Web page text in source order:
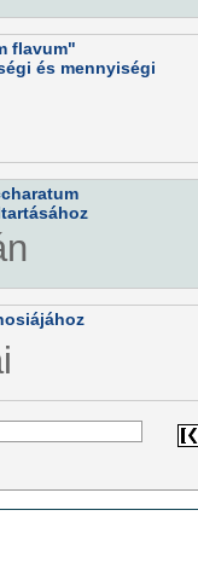
flavum"
és mennyiségi